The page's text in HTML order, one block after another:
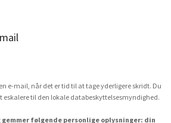
e-mail, når det er tid til at tage yderligere skridt. Du
til den lokale databeskyttelsesmyndighed.
følgende personlige oplysninger: din